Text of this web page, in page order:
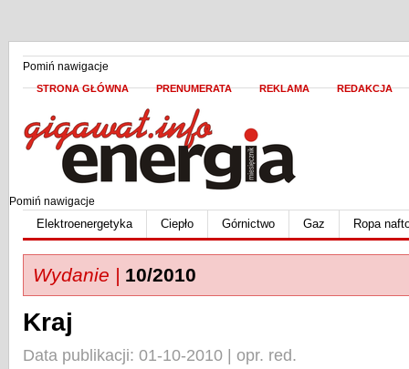
Pomiń nawigacje
STRONA GŁÓWNA PRENUMERATA REKLAMA REDAKCJA
Pomiń nawigacje
Elektroenergetyka Ciepło Górnictwo Gaz Ropa
Wydanie | 10/2010
Kraj
Data publikacji: 01-10-2010 | opr. red.